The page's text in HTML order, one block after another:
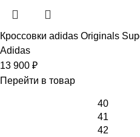
Кроссовки adidas Originals
Adidas
13 900 ₽
Перейти в товар
40
41
42